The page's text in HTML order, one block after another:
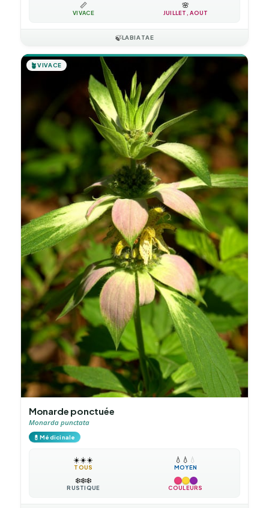
📏
VIVACE
🌸
JUILLET, AOÛT
🍃LABIATAE
🪴VIVACE
Monarde ponctuée
Monarda punctata
💊Médicinale
☀️☀️☀️
TOUS
💧 💧 💧
MOYEN
❄️❄️❄️
RUSTIQUE COULEURS